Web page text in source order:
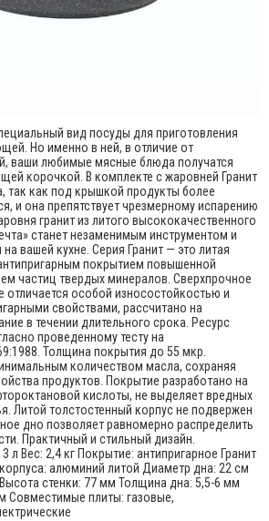
вид посуды для приготовления
Но именно в ней, в отличие от
ваши любимые мясные блюда получатся
корочкой. В комплекте с жаровней Гранит
так как под крышкой продукты более
и она препятствует чрезмерному испарению
гранит из литого высококачественного
станет незаменимым инструментом и
вашей кухне. Серия Гранит — это литая
покрытием повышенной
частиц твердых минералов. Сверхпрочное
отличается особой износостойкостью и
свойствами, рассчитано на
в течении длительного срока. Ресурс
проведенному тесту на
Толщина покрытия до 55 мкр.
количеством масла, сохраняя
продуктов. Покрытие разработано на
кислоты, не выделяет вредных
Литой толстостенный корпус не подвержен
дно позволяет равномерно распределить
Практичный и стильный дизайн.
л Вес: 2,4 кг Покрытие: антипригарное Гранит
алюминий литой Диаметр дна: 22 см
стенки: 77 мм Толщина дна: 5,5-6 мм
Совместимые плиты: газовые,